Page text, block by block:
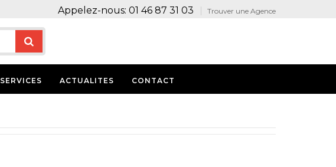
Appelez-nous: 01 46 87 31 03 Trouver une Agence
SERVICES ACTUALITES CONTACT